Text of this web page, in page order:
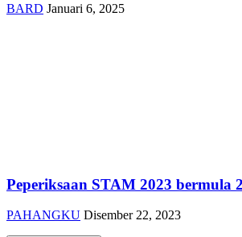
BARD Januari 6, 2025
Peperiksaan STAM 2023 bermula
PAHANGKU Disember 22, 2023